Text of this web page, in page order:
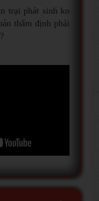
trại phát sinh ko
thẩm định phải